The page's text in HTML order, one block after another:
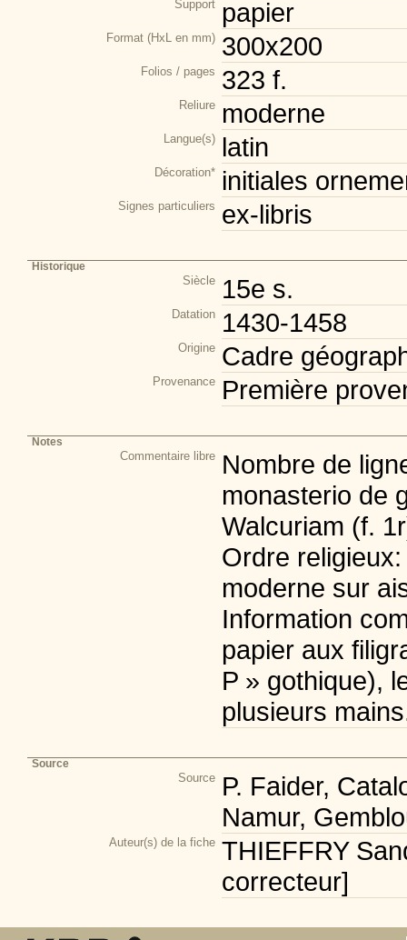
Support papier
Format (HxL en mm) 300x200
Folios / pages 323 f.
Reliure moderne
Langue(s) latin
Décoration* initiales
Signes particuliers ex-libris
Historique
Siècle 15e s.
Datation 1430-1458
Origine Cadre
Provenance Première
Notes
Commentaire libre Nombre de
monasterio de
Walcuriam (f.
Ordre
moderne sur
Information
papier aux
P » gothique),
plusieurs
Source
Source P. Faider,
Namur,
Auteur(s) de la fiche THIEFFRY
correcteur]